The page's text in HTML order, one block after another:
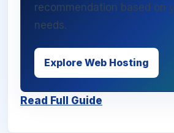
recommendation based on
needs.
Explore Web Hosting
Read Full Guide